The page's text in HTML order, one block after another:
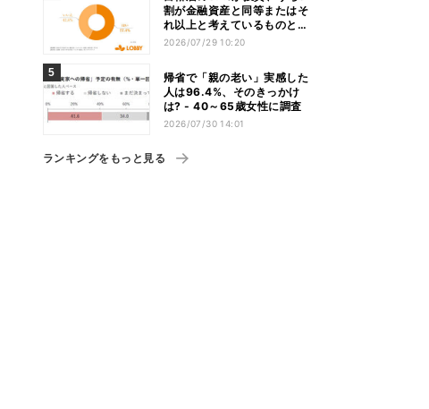
割が金融資産と同等またはそ
れ以上と考えているものと
は? - 「ないと人生を楽しめ
い戻すことが困難」
2026/07/29 10:20
帰省で「親の老い」実感した
人は96.4%、そのきっかけ
は? - 40～65歳女性に調査
2026/07/30 14:01
ランキングをもっと見る